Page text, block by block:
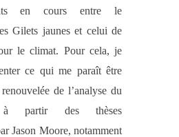
en cours entre le
Gilets jaunes et celui de
le climat. Pour cela, je
ce qui me paraît être
de l’analyse du
à partir des thèses
Jason Moore, notamment